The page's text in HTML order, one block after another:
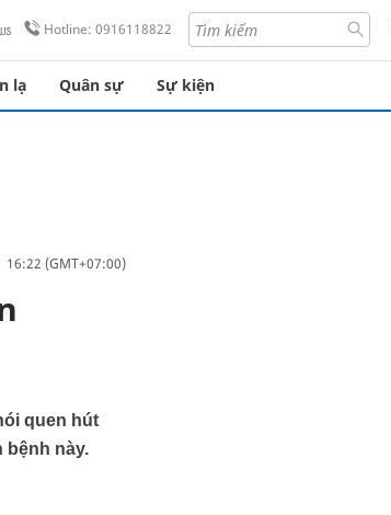
Hotline: 0916118822
lạ Quân sự Sự kiện
(GMT+07:00)
quen hút
bệnh này.